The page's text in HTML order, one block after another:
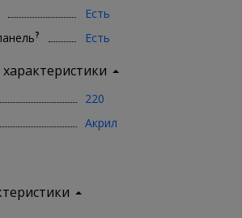
Есть
? Есть
220
Акрил